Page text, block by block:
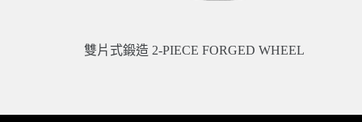
雙片式鍛造 2-PIECE FORGED WHEEL